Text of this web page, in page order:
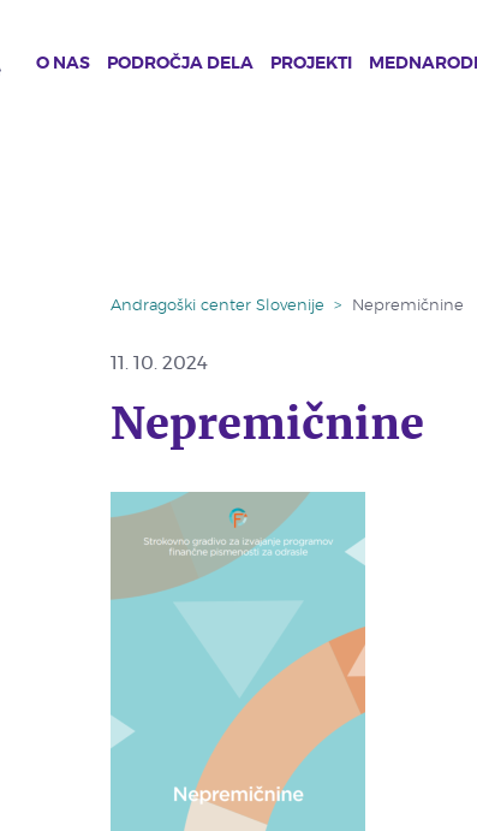
O NAS PODROČJA DELA PROJEKTI
Andragoški center Slovenije > Nepremičnine
11. 10. 2024
Nepremičnine